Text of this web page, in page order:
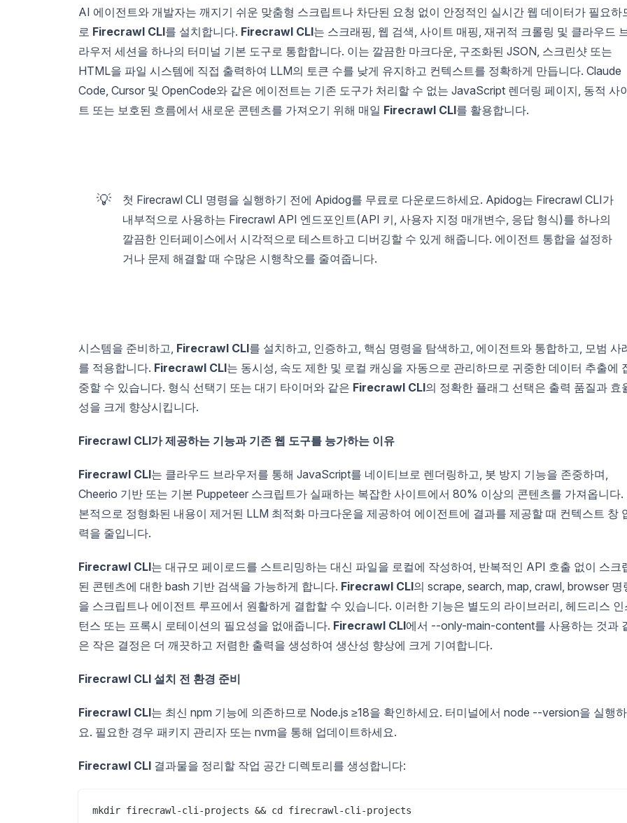
AI 에이전트와 개발자는 깨지기 쉬운 맞춤형 스크립트나 차단된 요청 없이 안정적인 실시간 웹 데이터가 필요하
로 Firecrawl CLI를 설치합니다. Firecrawl CLI는 스크래핑, 웹 검색, 사이트 매핑, 재귀적 크롤링 및 클라우드
라우저 세션을 하나의 터미널 기본 도구로 통합합니다. 이는 깔끔한 마크다운, 구조화된 JSON, 스크린샷 또는
HTML을 파일 시스템에 직접 출력하여 LLM의 토큰 수를 낮게 유지하고 컨텍스트를 정확하게 만듭니다. Claude
Code, Cursor 및 OpenCode와 같은 에이전트는 기존 도구가 처리할 수 없는 JavaScript 렌더링 페이지, 동적 사
트 또는 보호된 흐름에서 새로운 콘텐츠를 가져오기 위해 매일 Firecrawl CLI를 활용합니다.
💡
첫 Firecrawl CLI 명령을 실행하기 전에 Apidog를 무료로 다운로드하세요. Apidog는 Firecrawl CLI가
내부적으로 사용하는 Firecrawl API 엔드포인트(API 키, 사용자 지정 매개변수, 응답 형식)를 하나의
깔끔한 인터페이스에서 시각적으로 테스트하고 디버깅할 수 있게 해줍니다. 에이전트 통합을 설정하
거나 문제 해결할 때 수많은 시행착오를 줄여줍니다.
시스템을 준비하고, Firecrawl CLI를 설치하고, 인증하고, 핵심 명령을 탐색하고, 에이전트와 통합하고, 모범 사
를 적용합니다. Firecrawl CLI는 동시성, 속도 제한 및 로컬 캐싱을 자동으로 관리하므로 귀중한 데이터 추출에
중할 수 있습니다. 형식 선택기 또는 대기 타이머와 같은 Firecrawl CLI의 정확한 플래그 선택은 출력 품질과 효
성을 크게 향상시킵니다.
Firecrawl CLI가 제공하는 기능과 기존 웹 도구를 능가하는 이유
Firecrawl CLI는 클라우드 브라우저를 통해 JavaScript를 네이티브로 렌더링하고, 봇 방지 기능을 존중하며,
Cheerio 기반 또는 기본 Puppeteer 스크립트가 실패하는 복잡한 사이트에서 80% 이상의 콘텐츠를 가져옵니다.
본적으로 정형화된 내용이 제거된 LLM 최적화 마크다운을 제공하여 에이전트에 결과를 제공할 때 컨텍스트 창
력을 줄입니다.
Firecrawl CLI는 대규모 페이로드를 스트리밍하는 대신 파일을 로컬에 작성하여, 반복적인 API 호출 없이 스크
된 콘텐츠에 대한 bash 기반 검색을 가능하게 합니다. Firecrawl CLI의 scrape, search, map, crawl, browser 명
을 스크립트나 에이전트 루프에서 원활하게 결합할 수 있습니다. 이러한 기능은 별도의 라이브러리, 헤드리스 인
턴스 또는 프록시 로테이션의 필요성을 없애줍니다. Firecrawl CLI에서 --only-main-content를 사용하는 것과
은 작은 결정은 더 깨끗하고 저렴한 출력을 생성하여 생산성 향상에 크게 기여합니다.
Firecrawl CLI 설치 전 환경 준비
Firecrawl CLI는 최신 npm 기능에 의존하므로 Node.js ≥18을 확인하세요. 터미널에서 node --version을 실행
요. 필요한 경우 패키지 관리자 또는 nvm을 통해 업데이트하세요.
Firecrawl CLI 결과물을 정리할 작업 공간 디렉토리를 생성합니다:
mkdir firecrawl-cli-projects && cd firecrawl-cli-projects